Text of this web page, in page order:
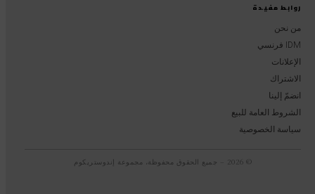
روابط مفيدة
من نحن
IDM فرنسي
الإعلانات
الاشتراك
انضمّ إلينا
الشروط العامة للبيع
سياسة الخصوصية
© 2026 – جميع الحقوق محفوظة، مجموعة إندوستريكوم